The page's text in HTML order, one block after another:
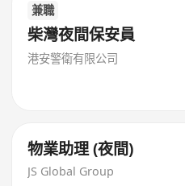
兼職
柴灣夜間保安員
港安警衛有限公司
物業助理 (夜間)
JS Global Group